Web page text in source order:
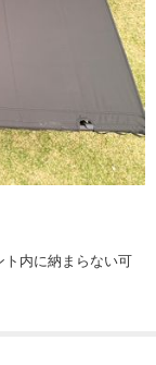
ト内に納まらない可